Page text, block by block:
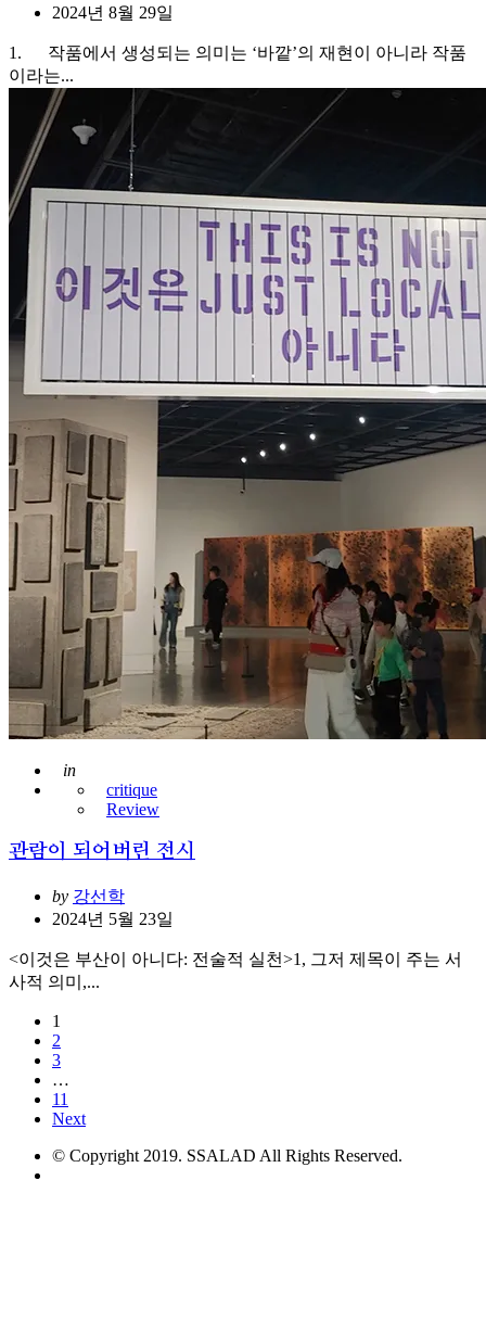
2024년 8월 29일
1. 작품에서 생성되는 의미는 ‘바깥’의 재현이 아니라 작품
이라는...
Posted
in
critique
Review
관람이 되어버린 전시
Posted
by 강선학
2024년 5월 23일
<이것은 부산이 아니다: 전술적 실천>1, 그저 제목이 주는 서
사적 의미,...
1
2
3
…
11
Next
© Copyright 2019. SSALAD All Rights Reserved.